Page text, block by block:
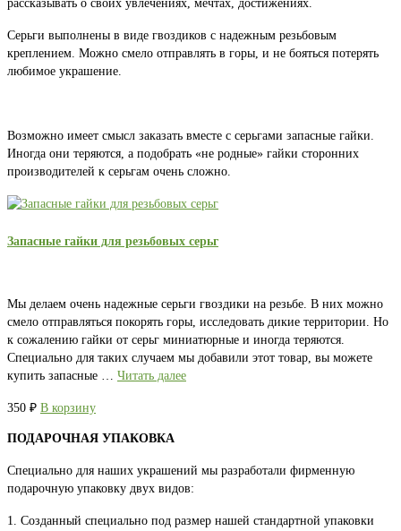
рассказывать о своих увлечениях, мечтах, достижениях.
Серьги выполнены в виде гвоздиков с надежным резьбовым
креплением. Можно смело отправлять в горы, и не бояться потерять
любимое украшение.
Возможно имеет смысл заказать вместе с серьгами запасные гайки.
Иногда они теряются, а подобрать «не родные» гайки сторонних
производителей к серьгам очень сложно.
Запасные гайки для резьбовых серьг
Мы делаем очень надежные серьги гвоздики на резьбе. В них можно
смело отправляться покорять горы, исследовать дикие территории. Но
к сожалению гайки от серьг миниатюрные и иногда теряются.
Специально для таких случаем мы добавили этот товар, вы можете
купить запасные … Читать далее
350 ₽ В корзину
ПОДАРОЧНАЯ УПАКОВКА
Специально для наших украшений мы разработали фирменную
подарочную упаковку двух видов:
1. Созданный специально под размер нашей стандартной упаковки